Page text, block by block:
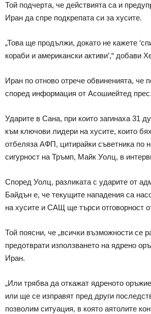
Той подчерта, че действията са и
Иран да спре подкрепата си за хусите.
„Това ще продължи, докато не кажете
кораби и американски активи’,“ добави
Иран по отново отрече обвиненията, че
според информация от Асошиейтед прес.
Ударите в Сана, при които загинаха 31
към ключови лидери на хусите, които
отбеляза АФП, цитирайки съветника по
сигурност на Тръмп, Майк Уолц, в
Според Уолц, разликата с ударите от
Байдън е, че текущите нападения са
на хусите и САЩ ще търси отговорност
Той поясни, че „всички възможности се
предотврати използването на ядрено
Иран.
„Или трябва да откажат ядреното
или ще се изправят пред други
позволим ситуация, в която аятолите